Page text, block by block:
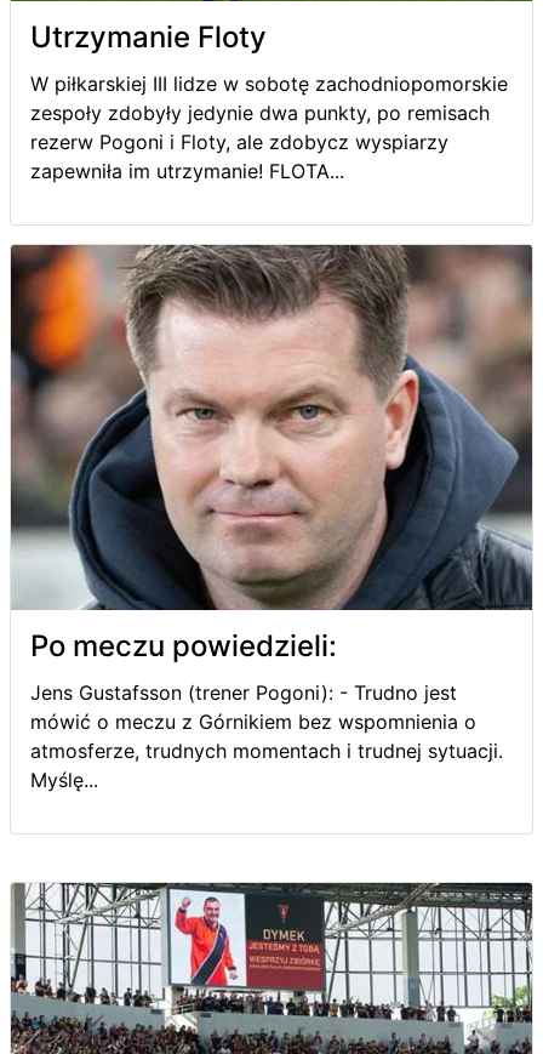
Utrzymanie Floty
W piłkarskiej III lidze w sobotę zachodniopomorskie
zespoły zdobyły jedynie dwa punkty, po remisach
rezerw Pogoni i Floty, ale zdobycz wyspiarzy
zapewniła im utrzymanie! FLOTA...
Po meczu powiedzieli:
Jens Gustafsson (trener Pogoni): - Trudno jest
mówić o meczu z Górnikiem bez wspomnienia o
atmosferze, trudnych momentach i trudnej sytuacji.
Myślę...